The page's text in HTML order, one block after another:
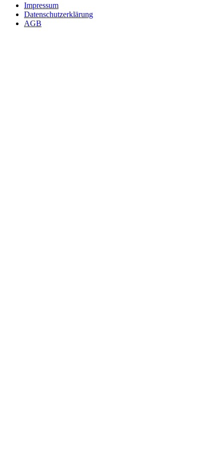
Impressum
Datenschutzerklärung
AGB